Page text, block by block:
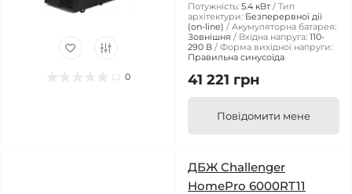
0
Потужність: 5.4 кВт
Тип
архітектури: Безперервної дії
(on-line)
Акумуляторна батарея:
Зовнішня
Вхідна напруга: 110-
290 В
Форма вихідної напруги:
Правильна синусоїда
41 221 грн
Повідомити мене
ДБЖ Challenger
HomePro 6000RT11